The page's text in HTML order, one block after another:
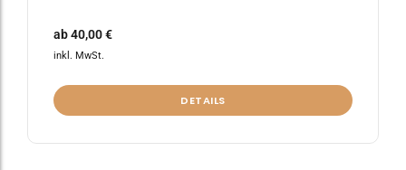
ab40,00€
inkl. MwSt.
DETAILS